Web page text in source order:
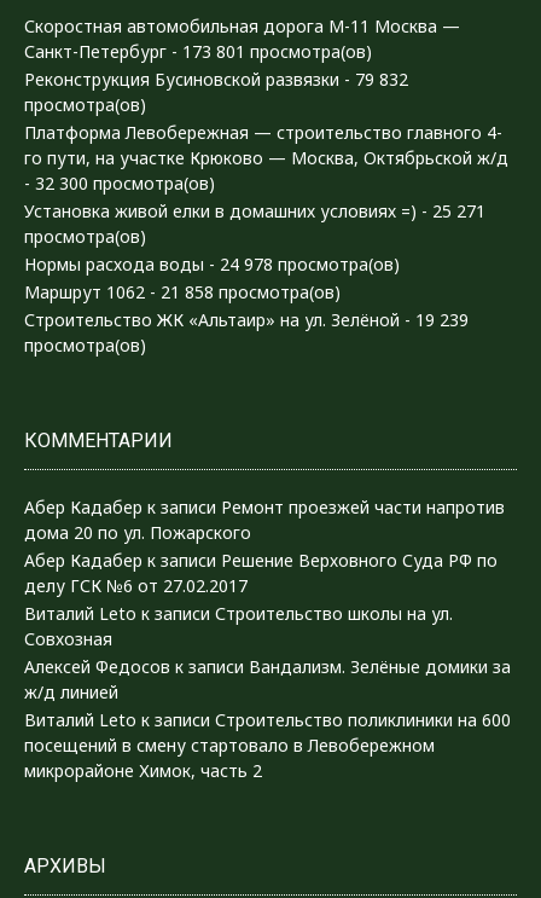
Скоростная автомобильная дорога М-11 Москва —
Санкт-Петербург - 173 801 просмотра(ов)
Реконструкция Бусиновской развязки - 79 832
просмотра(ов)
Платформа Левобережная — строительство главного 4-
го пути, на участке Крюково — Москва, Октябрьской ж/д
- 32 300 просмотра(ов)
Установка живой елки в домашних условиях =) - 25 271
просмотра(ов)
Нормы расхода воды - 24 978 просмотра(ов)
Маршрут 1062 - 21 858 просмотра(ов)
Строительство ЖК «Альтаир» на ул. Зелёной - 19 239
просмотра(ов)
КОММЕНТАРИИ
Абер Кадабер к записи Ремонт проезжей части напротив
дома 20 по ул. Пожарского
Абер Кадабер к записи Решение Верховного Суда РФ по
делу ГСК №6 от 27.02.2017
Виталий Leto к записи Строительство школы на ул.
Совхозная
Алексей Федосов к записи Вандализм. Зелёные домики за
ж/д линией
Виталий Leto к записи Строительство поликлиники на 600
посещений в смену стартовало в Левобережном
микрорайоне Химок, часть 2
АРХИВЫ